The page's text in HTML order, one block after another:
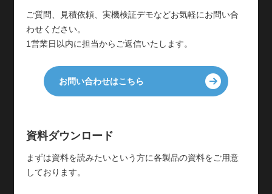
ご質問、見積依頼、実機検証デモなどお気軽にお問い合
わせください。
1営業日以内に担当からご返信いたします。
お問い合わせはこちら
資料ダウンロード
まずは資料を読みたいという方に各製品の資料をご用意
しております。